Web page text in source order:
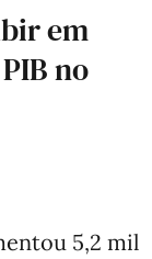
em
no
5,2 mil